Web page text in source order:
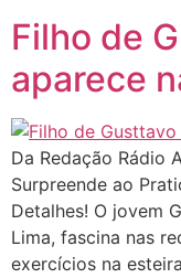
Filho de
aparece
Da Redação Rádio
Surpreende ao
Detalhes! O jovem
Lima, fascina nas
exercícios na